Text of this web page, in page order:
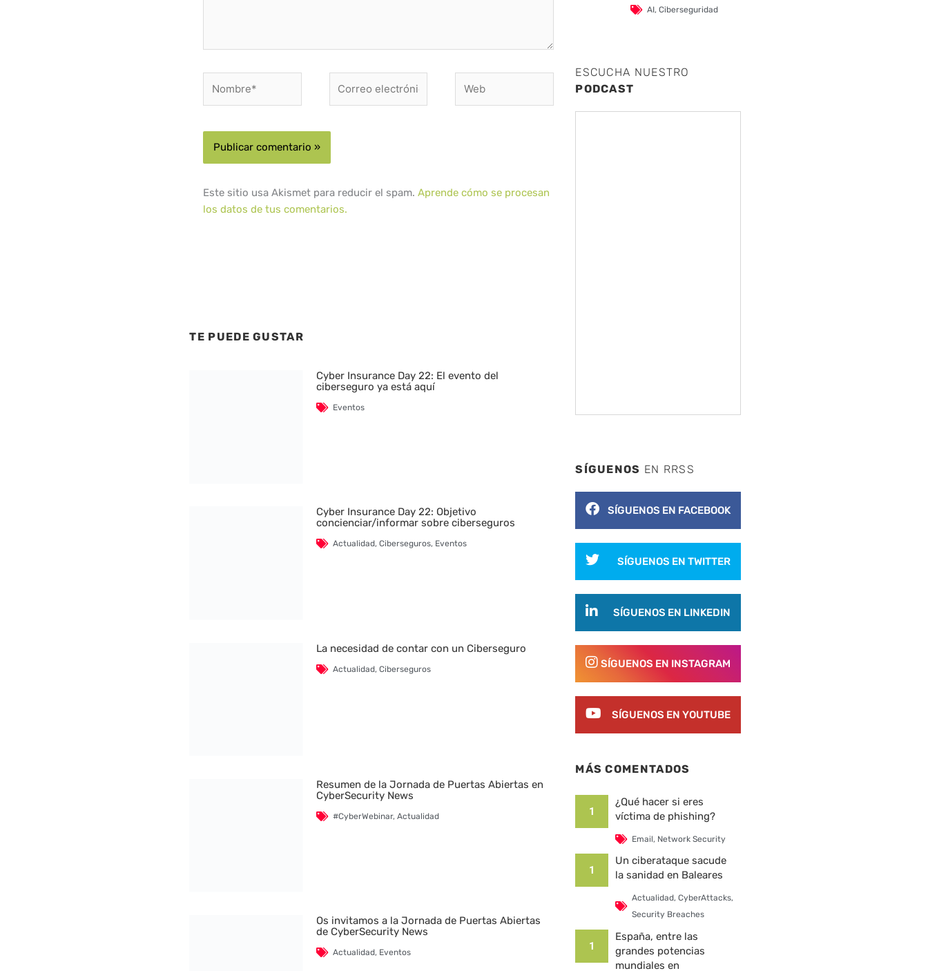
electrónico*
Este sitio usa Akismet para reducir el spam.Aprende cómo se procesan
los datos de tus comentarios.
TE PUEDE GUSTAR
Cyber Insurance Day 22: El evento del
ciberseguro ya está aquí
Eventos
Cyber Insurance Day 22: Objetivo
concienciar/informar sobre ciberseguros
Actualidad, Ciberseguros, Eventos
La necesidad de contar con un Ciberseguro
Actualidad, Ciberseguros
Resumen de la Jornada de Puertas Abiertas en
CyberSecurity News
#CyberWebinar, Actualidad
Os invitamos a la Jornada de Puertas Abiertas
de CyberSecurity News
Actualidad, Eventos
AI,Ciberseguridad
ESCUCHA NUESTRO
PODCAST
SÍGUENOS EN RRSS
SÍGUENOS EN FACEBOOK
SÍGUENOS EN TWITTER
SÍGUENOS EN LINKEDIN
SÍGUENOS EN INSTAGRAM
SÍGUENOS EN YOUTUBE
MÁS COMENTADOS
1
¿Qué hacer si eres
víctima de phishing?
Email, Network Security
1
Un ciberataque sacude
la sanidad en Baleares
Actualidad, CyberAttacks,
Security Breaches
1
España, entre las
grandes potencias
mundiales en